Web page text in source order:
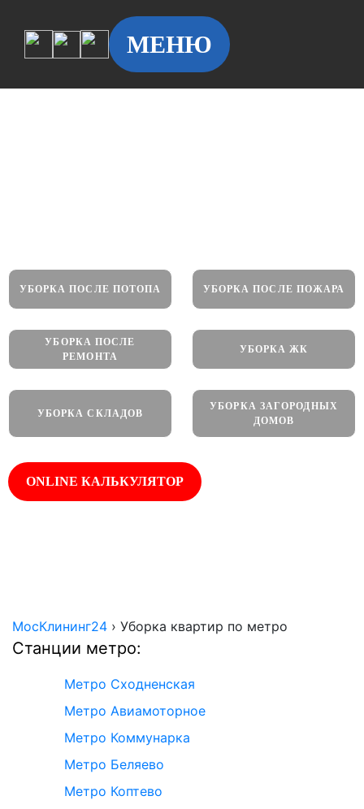
МЕНЮ
УБОРКА ПОСЛЕ ПОТОПА УБОРКА ПОСЛЕ ПОЖАРА
УБОРКА ПОСЛЕ
РЕМОНТА
УБОРКА ЖК
УБОРКА СКЛАДОВ
УБОРКА ЗАГОРОДНЫХ
ДОМОВ
ONLINE КАЛЬКУЛЯТОР
МосКлининг24 › Уборка квартир по метро
Станции метро:
Метро Сходненская
Метро Авиамоторное
Метро Коммунарка
Метро Беляево
Метро Коптево